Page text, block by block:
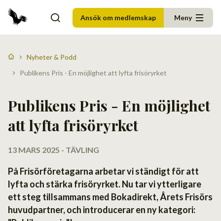
Ansök om medlemskap Meny
Nyheter & Podd
Publikens Pris - En möjlighet att lyfta frisöryrket
Publikens Pris - En möjlighet
att lyfta frisöryrket
13 MARS 2025 - TÄVLING
På Frisörföretagarna arbetar vi ständigt för att
lyfta och stärka frisöryrket. Nu tar vi ytterligare
ett steg tillsammans med Bokadirekt, Årets Frisörs
huvudpartner, och introducerar en ny kategori: